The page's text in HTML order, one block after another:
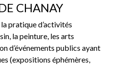
CHANAY
pratique d’activités
la peinture, les arts
d’événements publics ayant
(expositions éphémères,